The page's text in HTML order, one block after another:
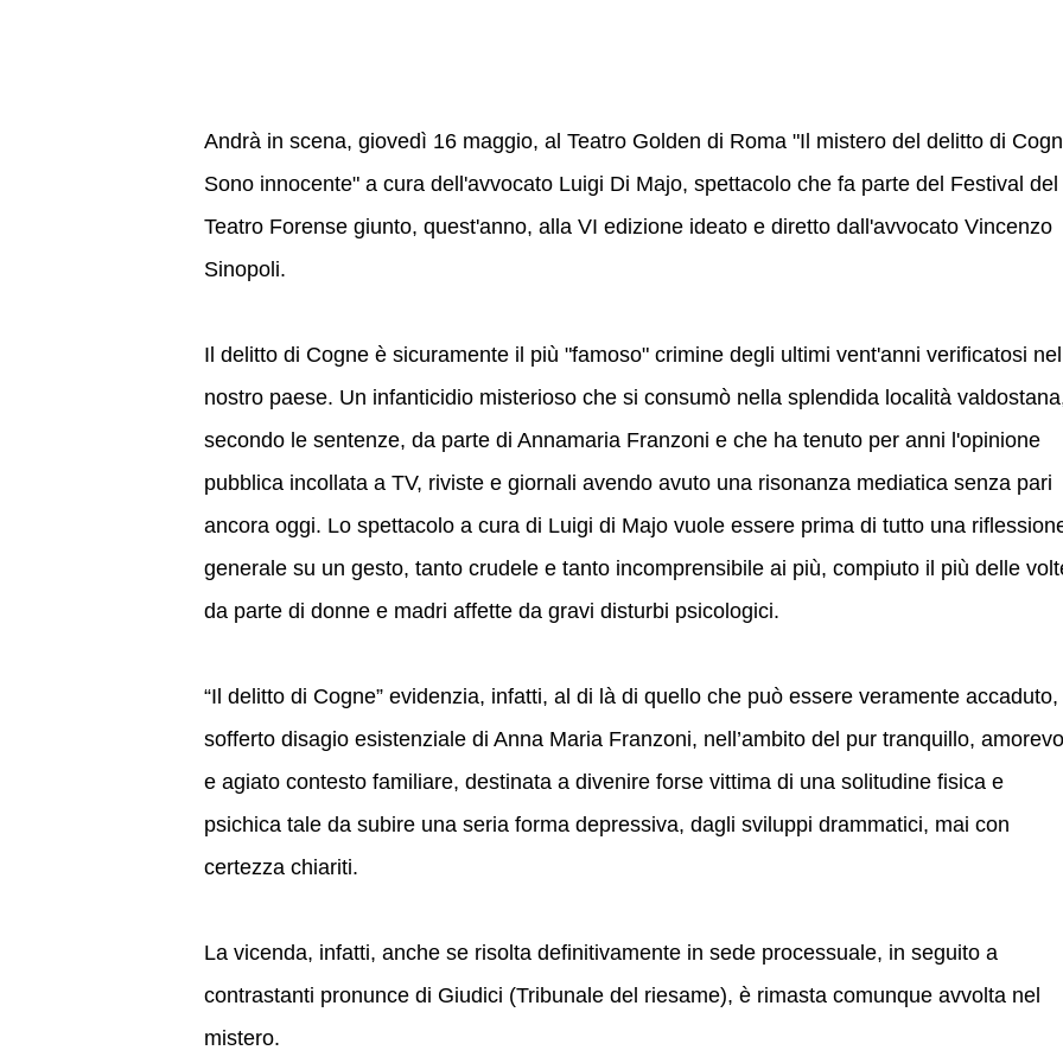
Andrà in scena, giovedì 16 maggio, al Teatro Golden di Roma "Il mistero del delitto di
Sono innocente" a cura dell'avvocato Luigi Di Majo, spettacolo che fa parte del Festival del
Teatro Forense giunto, quest'anno, alla VI edizione ideato e diretto dall'avvocato Vincenzo
Sinopoli.
Il delitto di Cogne è sicuramente il più "famoso" crimine degli ultimi vent'anni verificatosi nel
nostro paese. Un infanticidio misterioso che si consumò nella splendida località
secondo le sentenze, da parte di Annamaria Franzoni e che ha tenuto per anni l'opinione
pubblica incollata a TV, riviste e giornali avendo avuto una risonanza mediatica senza pari
ancora oggi. Lo spettacolo a cura di Luigi di Majo vuole essere prima di tutto una
generale su un gesto, tanto crudele e tanto incomprensibile ai più, compiuto il più delle
da parte di donne e madri affette da gravi disturbi psicologici.
“Il delitto di Cogne” evidenzia, infatti, al di là di quello che può essere veramente accaduto,
sofferto disagio esistenziale di Anna Maria Franzoni, nell’ambito del pur tranquillo,
e agiato contesto familiare, destinata a divenire forse vittima di una solitudine fisica e
psichica tale da subire una seria forma depressiva, dagli sviluppi drammatici, mai con
certezza chiariti.
La vicenda, infatti, anche se risolta definitivamente in sede processuale, in seguito a
contrastanti pronunce di Giudici (Tribunale del riesame), è rimasta comunque avvolta nel
mistero.